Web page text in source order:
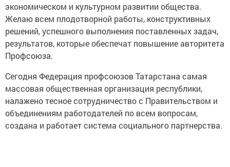
экономическом и культурном развитии общества.
Желаю всем плодотворной работы, конструктивных
решений, успешного выполнения поставленных задач,
результатов, которые обеспечат повышение авторитета
Профсоюза.
Сегодня Федерация профсоюзов Татарстана самая
массовая общественная организация республики,
налажено тесное сотрудничество с Правительством и
объединениям работодателей по всем вопросам,
создана и работает система социального партнерства.